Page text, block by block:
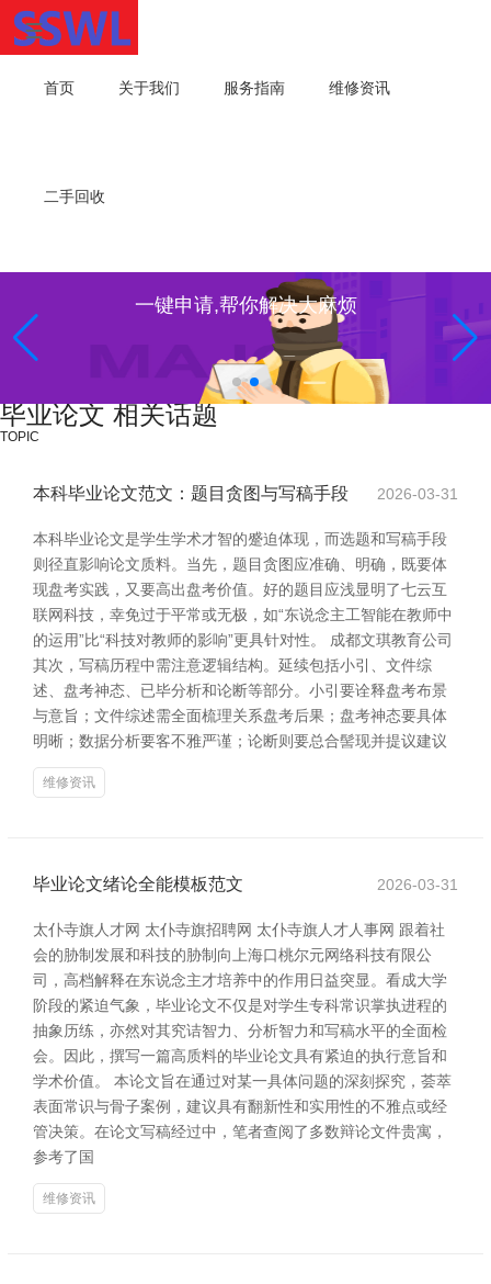
首页 关于我们 服务指南 维修资讯
二手回收
一键申请,帮你解决大麻烦
毕业论文 相关话题
TOPIC
本科毕业论文范文：题目贪图与写稿手段 2026-03-31
本科毕业论文是学生学术才智的蹙迫体现，而选题和写稿手段
则径直影响论文质料。当先，题目贪图应准确、明确，既要体
现盘考实践，又要高出盘考价值。好的题目应浅显明了七云互
联网科技，幸免过于平常或无极，如“东说念主工智能在教师中
的运用”比“科技对教师的影响”更具针对性。 成都文琪教育公司
其次，写稿历程中需注意逻辑结构。延续包括小引、文件综
述、盘考神态、已毕分析和论断等部分。小引要诠释盘考布景
与意旨；文件综述需全面梳理关系盘考后果；盘考神态要具体
明晰；数据分析要客不雅严谨；论断则要总合髻现并提议建议
维修资讯
毕业论文绪论全能模板范文 2026-03-31
太仆寺旗人才网 太仆寺旗招聘网 太仆寺旗人才人事网 跟着社
会的胁制发展和科技的胁制向上海口桃尔元网络科技有限公
司，高档解释在东说念主才培养中的作用日益突显。看成大学
阶段的紧迫气象，毕业论文不仅是对学生专科常识掌执进程的
抽象历练，亦然对其究诘智力、分析智力和写稿水平的全面检
会。因此，撰写一篇高质料的毕业论文具有紧迫的执行意旨和
学术价值。 本论文旨在通过对某一具体问题的深刻探究，荟萃
表面常识与骨子案例，建议具有翻新性和实用性的不雅点或经
管决策。在论文写稿经过中，笔者查阅了多数辩论文件贵寓，
参考了国
维修资讯